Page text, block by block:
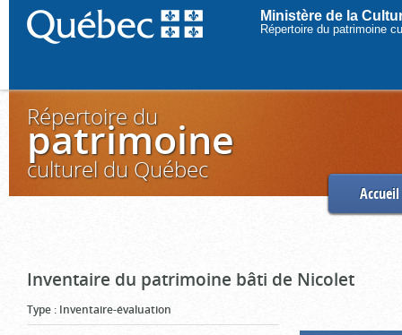
Ministère de la
Répertoire du patrimoine
Répertoire du
patrimoine
culturel du Québec
Accueil
Inventaire du patrimoine bâti de Nicolet
Type : Inventaire-évaluation